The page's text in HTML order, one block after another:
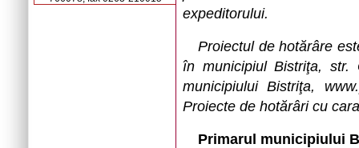
expeditorului.
Proiectul de hotărâre
în municipiul Bistriţa,
municipiului Bistriţa,
Proiecte de hotărâri cu
Primarul municipiului